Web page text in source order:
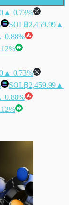
▲ 0.73%
SOL฿2,459.99 ▲
0.88%
▲ 0.73%
SOL฿2,459.99 ▲
0.88%